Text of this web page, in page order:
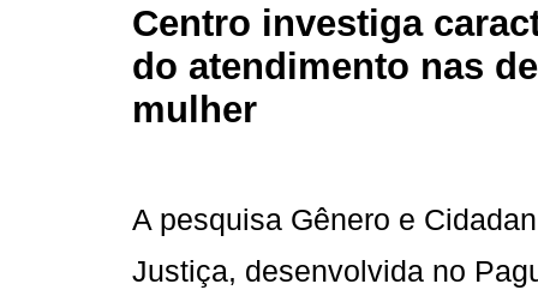
Centro investiga
do atendimento nas
mulher
A pesquisa Gênero e
Justiça, desenvolvida no